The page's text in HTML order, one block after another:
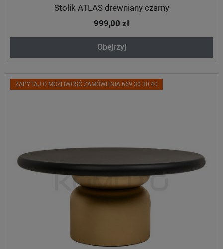
Stolik ATLAS drewniany czarny
999,00 zł
Obejrzyj
ZAPYTAJ O MOŻLIWOŚĆ ZAMÓWIENIA 669 30 30 40